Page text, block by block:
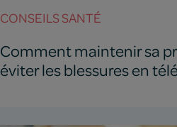
CONSEILS SANTÉ
Comment maintenir sa
éviter les blessures en